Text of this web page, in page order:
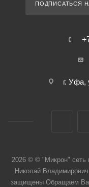
ПОДПИСАТЬСЯ
г. Уфа,
2026 © © "Микрон" сеть
Николай
защищены Обращаем